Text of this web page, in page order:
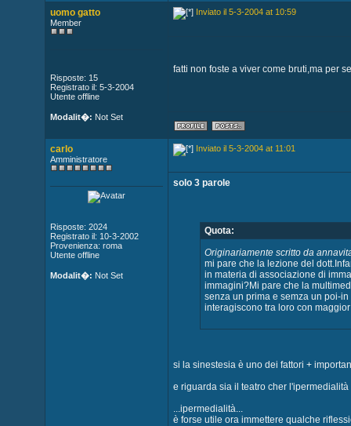
uomo gatto
Member
Risposte: 15
Registrato il: 5-3-2004
Utente offline
Modalit�: Not Set
Inviato il 5-3-2004 at 10:59
fatti non foste a viver come bruti,ma per
carlo
Amministratore
Risposte: 2024
Registrato il: 10-3-2002
Provenienza: roma
Utente offline
Modalit�: Not Set
Inviato il 5-3-2004 at 11:01
solo 3 parole
Quota:
Originariamente scritto da
mi pare che la lezione del
in materia di associazione di
immagini?Mi pare che la
senza un prima e semza un poi-
interagiscono tra loro con
si la sinestesia è uno dei fattori +
e riguarda sia il teatro cher l'ipermedialità
...ipermedialità...
è forse utile ora immettere qualche